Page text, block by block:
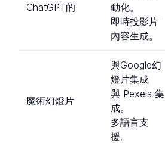
ChatGPT的
動化。
即時投影片
內容生成。
魔術幻燈片
與Google幻
燈片集成
與 Pexels 集
成。
多語言支
援。